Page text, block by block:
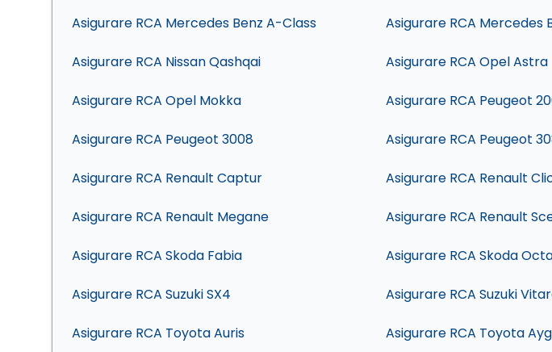
Asigurare RCA Mercedes Benz A-Class Asigurare RCA Mercedes
Asigurare RCA Nissan Qashqai Asigurare RCA Opel Astra
Asigurare RCA Opel Mokka Asigurare RCA Peugeot
Asigurare RCA Peugeot 3008 Asigurare RCA Peugeot
Asigurare RCA Renault Captur Asigurare RCA Renault
Asigurare RCA Renault Megane Asigurare RCA Renault
Asigurare RCA Skoda Fabia Asigurare RCA Skoda
Asigurare RCA Suzuki SX4 Asigurare RCA Suzuki
Asigurare RCA Toyota Auris Asigurare RCA Toyota